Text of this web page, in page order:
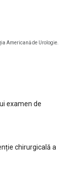
Americană de Urologie.
examen de
chirurgicală a